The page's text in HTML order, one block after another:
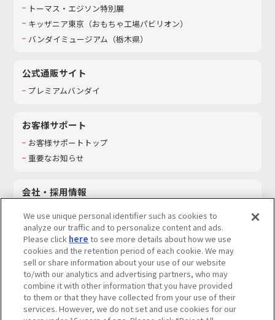
トーマス・エジソン特別展
キッザニア東京（おもちゃ工場パビリオン）​
バンダイミュージアム（栃木県）
公式通販サイト
プレミアムバンダイ
お客様サポート
お客様サポートトップ
重要なお知らせ
会社・採用情報
採用情報
サステナビリティ
お問い合わせ
ウェブサイトご利用条件 ソーシャルメディアポリシー
We use unique personal identifier such as cookies to
analyze our traffic and to personalize content and ads.
Please click here to see more details about how we use
cookies and the retention period of each cookie. We may
sell or share information about your use of our website
to/with our analytics and advertising partners, who may
combine it with other information that you have provided
to them or that they have collected from your use of their
services. However, we do not set and use cookies for our